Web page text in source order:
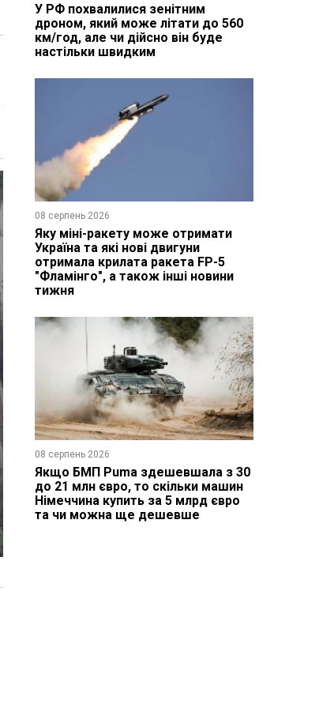
У РФ похвалилися зенітним
дроном, який може літати до 560
км/год, але чи дійсно він буде
настільки швидким
08 серпень 2026
Яку міні-ракету може отримати
Україна та які нові двигуни
отримала крилата ракета FP-5
"Фламінго", а також інші новини
тижня
08 серпень 2026
Якщо БМП Puma здешевшала з 30
до 21 млн євро, то скільки машин
Німеччина купить за 5 млрд євро
та чи можна ще дешевше